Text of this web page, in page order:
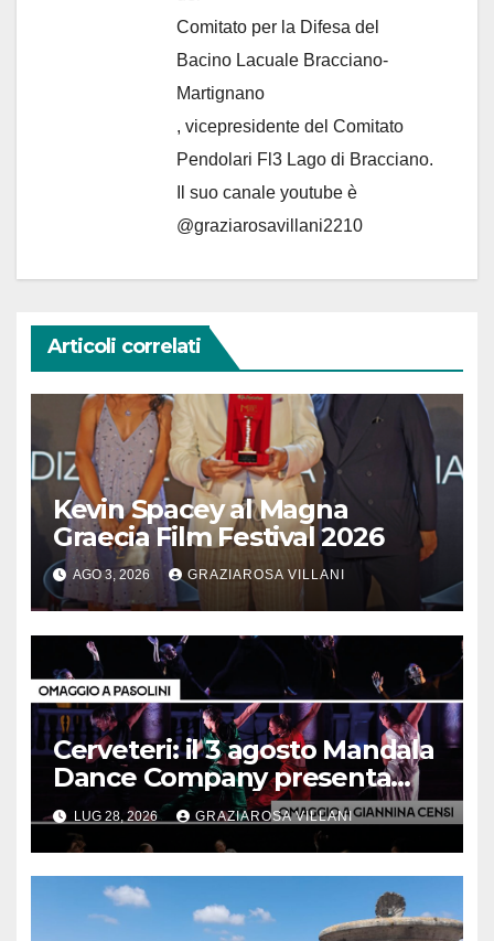
Comitato per la Difesa del
Bacino Lacuale Bracciano-
Martignano
, vicepresidente del Comitato
Pendolari Fl3 Lago di Bracciano.
Il suo canale youtube è
@graziarosavillani2210
Articoli correlati
Kevin Spacey al Magna
Graecia Film Festival 2026
AGO 3, 2026 GRAZIAROSA VILLANI
Cerveteri: il 3 agosto Mandala
Dance Company presenta
“Trittico d’autore”
LUG 28, 2026 GRAZIAROSA VILLANI